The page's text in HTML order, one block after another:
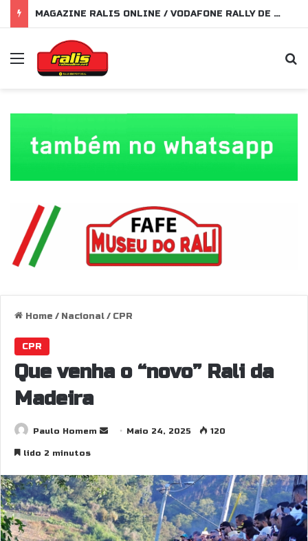
MAGAZINE RALIS ONLINE / VODAFONE RALLY DE PORTUGAL 2026
Menu
Home / Nacional/ CPR
CPR
Que venha o “novo” Rali da
Madeira
Paulo Homem
d
a
n
e
Maio 24, 2025 120
lido 2 minutos